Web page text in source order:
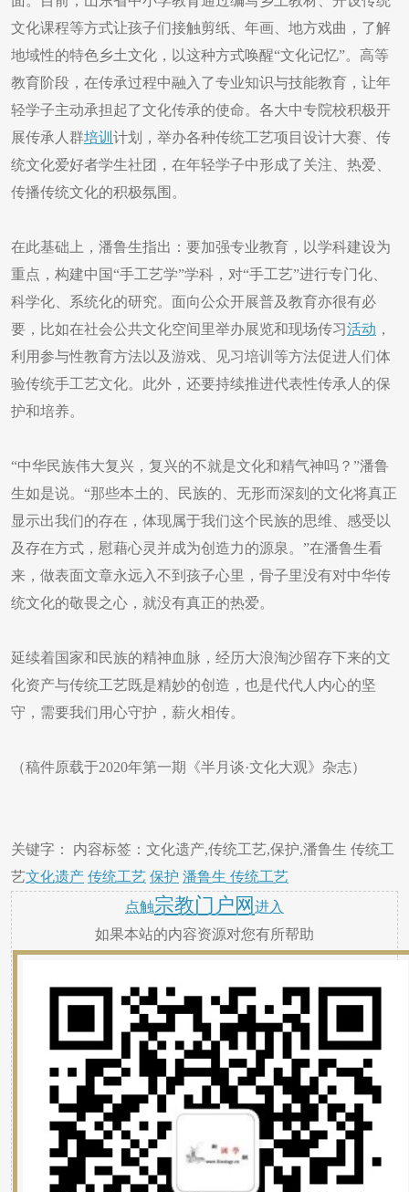
文化课程等方式让孩子们接触剪纸、年画、地方戏曲，了解
地域性的特色乡土文化，以这种方式唤醒“文化记忆”。高等
教育阶段，在传承过程中融入了专业知识与技能教育，让年
轻学子主动承担起了文化传承的使命。各大中专院校积极开
展传承人群培训 计划，举办各种传统工艺项目设计大赛、传
统文化爱好者学生社团，在年轻学子中形成了关注、热爱、
传播传统文化的积极氛围。
在此基础上，潘鲁生指出：要加强专业教育，以学科建设为
重点，构建中国“手工艺学”学科，对“手工艺”进行专门化、
科学化、系统化的研究。面向公众开展普及教育亦很有必
要，比如在社会公共文化空间里举办展览和现场传习活动 ，
利用参与性教育方法以及游戏、见习培训等方法促进人们体
验传统手工艺文化。此外，还要持续推进代表性传承人的保
护和培养。
“中华民族伟大复兴，复兴的不就是文化和精气神吗？”潘鲁
生如是说。“那些本土的、民族的、无形而深刻的文化将真正
显示出我们的存在，体现属于我们这个民族的思维、感受以
及存在方式，慰藉心灵并成为创造力的源泉。”在潘鲁生看
来，做表面文章永远入不到孩子心里，骨子里没有对中华传
统文化的敬畏之心，就没有真正的热爱。
延续着国家和民族的精神血脉，经历大浪淘沙留存下来的文
化资产与传统工艺既是精妙的创造，也是代代人内心的坚
守，需要我们用心守护，薪火相传。
（稿件原载于2020年第一期《半月谈·文化大观》杂志）
关键字： 内容标签：文化遗产,传统工艺,保护,潘鲁生 传统工
艺文化遗产 传统工艺 保护 潘鲁生 传统工艺
点触宗教门户网 进入
如果本站的内容资源对您有所帮助